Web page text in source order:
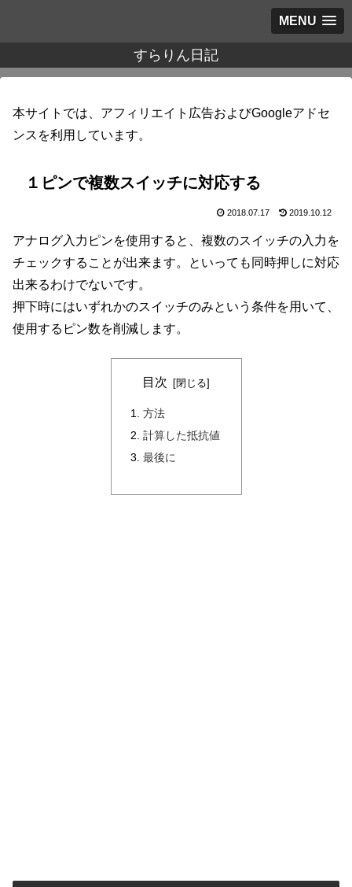
MENU
すらりん日記
本サイトでは、アフィリエイト広告およびGoogleアドセ
ンスを利用しています。
１ピンで複数スイッチに対応する
2018.07.17 2019.10.12
アナログ入力ピンを使用すると、複数のスイッチの入力を
チェックすることが出来ます。といっても同時押しに対応
出来るわけでないです。
押下時にはいずれかのスイッチのみという条件を用いて、
使用するピン数を削減します。
目次
方法
計算した抵抗値
最後に